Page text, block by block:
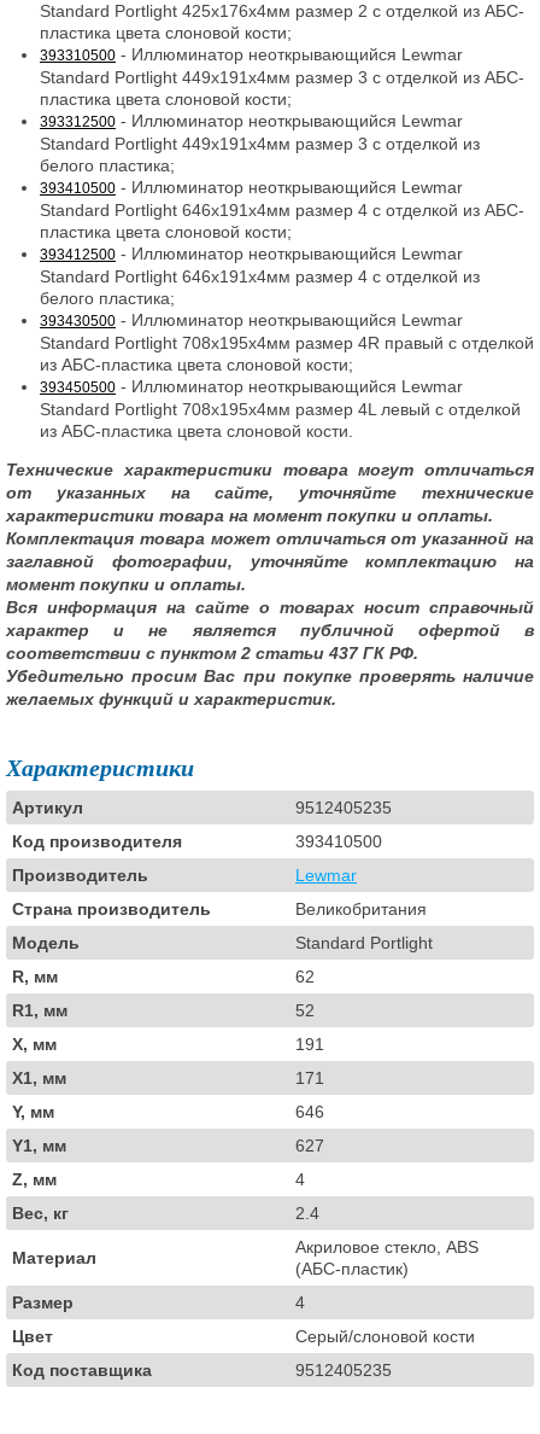
Standard Portlight 425x176x4мм размер 2 с отделкой из АБС-
пластика цвета слоновой кости;
393310500 - Иллюминатор неоткрывающийся Lewmar
Standard Portlight 449x191x4мм размер 3 с отделкой из АБС-
пластика цвета слоновой кости;
393312500 - Иллюминатор неоткрывающийся Lewmar
Standard Portlight 449x191x4мм размер 3 с отделкой из
белого пластика;
393410500 - Иллюминатор неоткрывающийся Lewmar
Standard Portlight 646x191x4мм размер 4 с отделкой из АБС-
пластика цвета слоновой кости;
393412500 - Иллюминатор неоткрывающийся Lewmar
Standard Portlight 646x191x4мм размер 4 с отделкой из
белого пластика;
393430500 - Иллюминатор неоткрывающийся Lewmar
Standard Portlight 708x195x4мм размер 4R правый с отделкой
из АБС-пластика цвета слоновой кости;
393450500 - Иллюминатор неоткрывающийся Lewmar
Standard Portlight 708x195x4мм размер 4L левый с отделкой
из АБС-пластика цвета слоновой кости.
Технические характеристики товара могут отличаться
от указанных на сайте, уточняйте технические
характеристики товара на момент покупки и оплаты.
Комплектация товара может отличаться от указанной на
заглавной фотографии, уточняйте комплектацию на
момент покупки и оплаты.
Вся информация на сайте о товарах носит справочный
характер и не является публичной офертой в
соответствии с пунктом 2 статьи 437 ГК РФ.
Убедительно просим Вас при покупке проверять наличие
желаемых функций и характеристик.
Характеристики
Артикул
9512405235
Код производителя
393410500
Производитель
Lewmar
Страна производитель
Великобритания
Модель
Standard Portlight
R, мм
62
R1, мм
52
X, мм
191
X1, мм
171
Y, мм
646
Y1, мм
627
Z, мм
4
Вес, кг
2.4
Материал
Акриловое стекло, ABS
(АБС-пластик)
Размер
4
Цвет
Серый/слоновой кости
Код поставщика
9512405235